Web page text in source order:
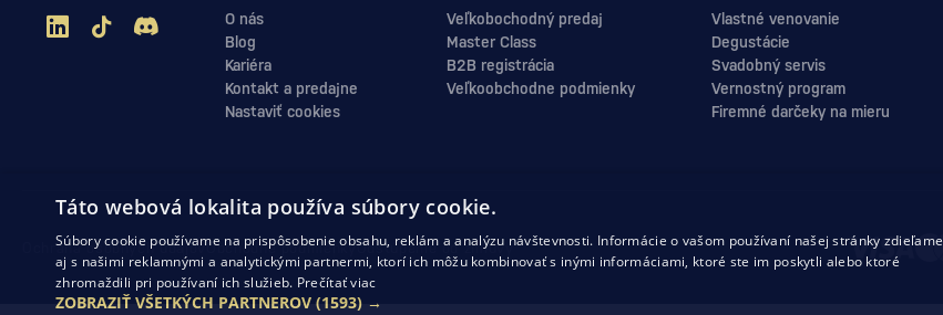
O nás
Blog
Kariéra
Kontakt a predajne
Nastaviť cookies
Veľkobochodný predaj
Master Class
B2B registrácia
Veľkoobchodne podmienky
Vlastné venovanie
Degustácie
Svadobný servis
Vernostný program
Firemné darčeky na mieru
Ochrana osobných údajovObchodné podmienkyOdstúpenie od zmluvy
Táto webová lokalita používa súbory cookie.
Súbory cookie používame na prispôsobenie obsahu, reklám a analýzu návštevnosti. Informácie o vašom používaní našej stránky zdieľame
aj s našimi reklamnými a analytickými partnermi, ktorí ich môžu kombinovať s inými informáciami, ktoré ste im poskytli alebo ktoré
zhromaždili pri používaní ich služieb. Prečítať viac
ZOBRAZIŤ VŠETKÝCH PARTNEROV (1593) →